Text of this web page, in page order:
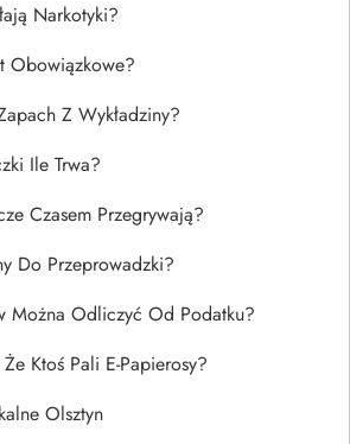
Narkotyki?
Obowiązkowe?
Z Wykładziny?
Ile Trwa?
Czasem Przegrywają?
Do Przeprowadzki?
Można Odliczyć Od Podatku?
Ktoś Pali E-Papierosy?
Olsztyn